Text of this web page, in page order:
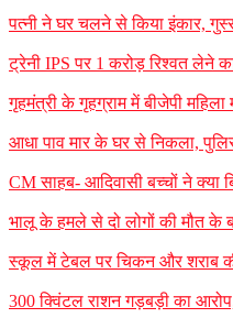
पत्नी ने घर चलने से किया इंकार,
ट्रेनी IPS पर 1 करोड़ रिश्वत लेने
गृहमंत्री के गृहग्राम में बीजेपी महिला
आधा पाव मार के घर से निकला,
CM साहब- आदिवासी बच्चों ने क्या
भालू के हमले से दो लोगों की मौत के
स्कूल में टेबल पर चिकन और शराब की
300 क्विंटल राशन गड़बड़ी का आरोप,